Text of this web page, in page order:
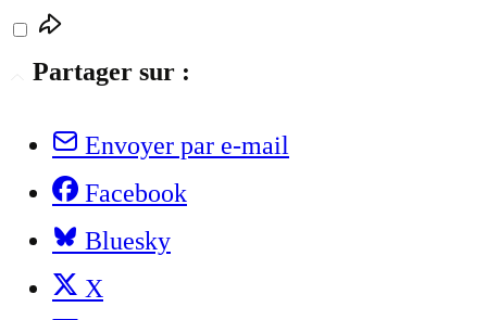
Partager sur :
Envoyer par e-mail
Facebook
Bluesky
X